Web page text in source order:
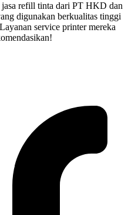
jasa refill tinta dari PT HKD dan
digunakan berkualitas tinggi
service printer mereka